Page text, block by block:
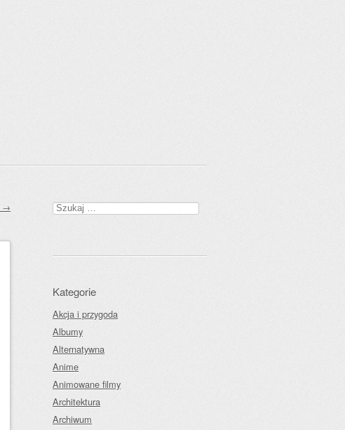
→ Szukaj:
Kategorie
Akcja i przygoda
Albumy
Alternatywna
Anime
Animowane filmy
Architektura
Archiwum